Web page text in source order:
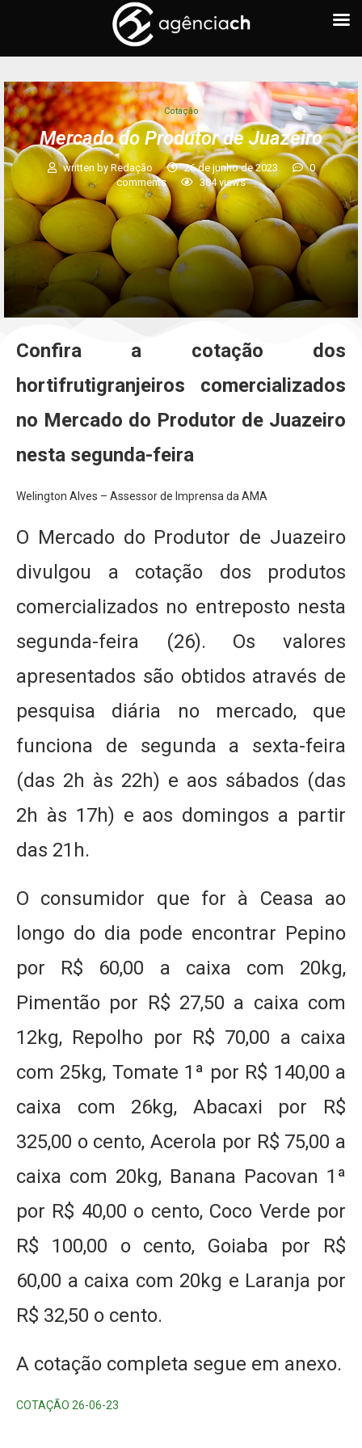
Cotação
Mercado do Produtor de Juazeiro
written by Redação 26 de junho de 2023
0
comments
384views
Confira a cotação dos
hortifrutigranjeiros comercializados
no Mercado do Produtor de Juazeiro
nesta segunda-feira
Welington Alves – Assessor de Imprensa da AMA
O Mercado do Produtor de Juazeiro
divulgou a cotação dos produtos
comercializados no entreposto nesta
segunda-feira (26). Os valores
apresentados são obtidos através de
pesquisa diária no mercado, que
funciona de segunda a sexta-feira
(das 2h às 22h) e aos sábados (das
2h às 17h) e aos domingos a partir
das 21h.
O consumidor que for à Ceasa ao
longo do dia pode encontrar Pepino
por R$ 60,00 a caixa com 20kg,
Pimentão por R$ 27,50 a caixa com
12kg, Repolho por R$ 70,00 a caixa
com 25kg, Tomate 1ª por R$ 140,00 a
caixa com 26kg, Abacaxi por R$
325,00 o cento, Acerola por R$ 75,00 a
caixa com 20kg, Banana Pacovan 1ª
por R$ 40,00 o cento, Coco Verde por
R$ 100,00 o cento, Goiaba por R$
60,00 a caixa com 20kg e Laranja por
R$ 32,50 o cento.
A cotação completa segue em anexo.
COTAÇÃO 26-06-23